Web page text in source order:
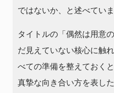
ではないか、と述べていま
タイトルの「偶然は用意
だ見えていない核心に触
べての準備を整えておく
真摯な向き合い方を表し